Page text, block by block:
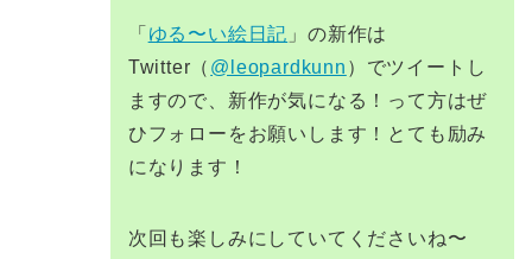
「 ゆる〜い絵日記 」の新作は
Twitter（ @leopardkunn ）でツイートし
ますので、新作が気になる！って方はぜ
ひフォローをお願いします！とても励み
になります！
次回も楽しみにしていてくださいね〜